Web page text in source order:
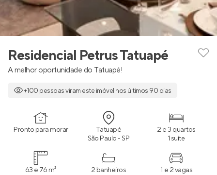
Residencial Petrus Tatuapé
A melhor oportunidade do Tatuapé!
+100 pessoas viram este imóvel nos últimos 90 dias
Pronto para morar Tatuapé
São Paulo - SP
2 e 3 quartos
1 suíte
63 e 76 m² 2 banheiros 1 e 2 vagas